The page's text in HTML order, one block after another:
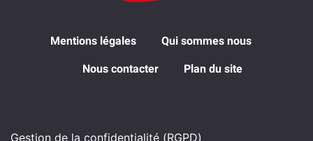
Mentions légales Qui sommes nous
Nous contacter Plan du site
Gestion de la confidentialité (RGPD)